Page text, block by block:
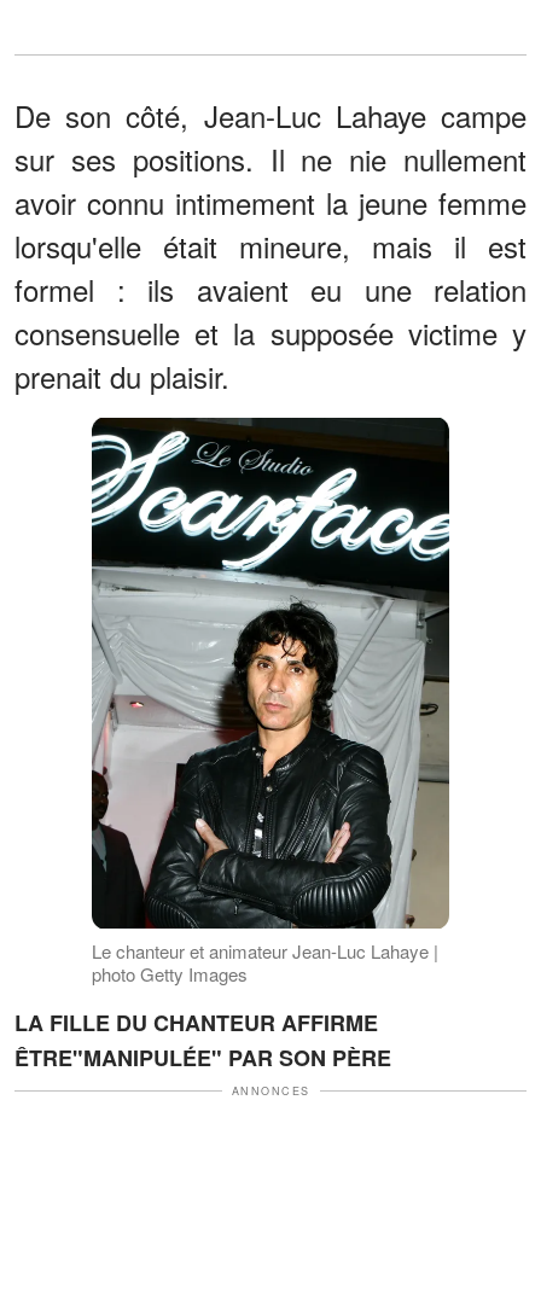
De son côté, Jean-Luc Lahaye campe
sur ses positions. Il ne nie nullement
avoir connu intimement la jeune femme
lorsqu'elle était mineure, mais il est
formel : ils avaient eu une relation
consensuelle et la supposée victime y
prenait du plaisir.
Le chanteur et animateur Jean-Luc Lahaye |
photo Getty Images
LA FILLE DU CHANTEUR AFFIRME
ÊTRE"MANIPULÉE" PAR SON PÈRE
ANNONCES